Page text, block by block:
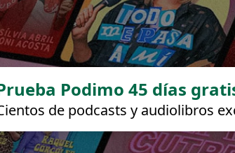
Podimo 45 días
de podcasts y audiolibros